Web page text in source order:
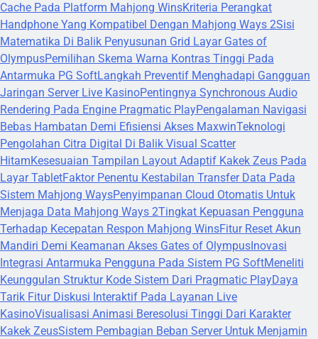
Cache Pada Platform Mahjong WinsKriteria Perangkat
Handphone Yang Kompatibel Dengan Mahjong Ways 2Sisi
Matematika Di Balik Penyusunan Grid Layar Gates of
OlympusPemilihan Skema Warna Kontras Tinggi Pada
Antarmuka PG SoftLangkah Preventif Menghadapi Gangguan
Jaringan Server Live KasinoPentingnya Synchronous Audio
Rendering Pada Engine Pragmatic PlayPengalaman Navigasi
Bebas Hambatan Demi Efisiensi Akses MaxwinTeknologi
Pengolahan Citra Digital Di Balik Visual Scatter
HitamKesesuaian Tampilan Layout Adaptif Kakek Zeus Pada
Layar TabletFaktor Penentu Kestabilan Transfer Data Pada
Sistem Mahjong WaysPenyimpanan Cloud Otomatis Untuk
Menjaga Data Mahjong Ways 2Tingkat Kepuasan Pengguna
Terhadap Kecepatan Respon Mahjong WinsFitur Reset Akun
Mandiri Demi Keamanan Akses Gates of OlympusInovasi
Integrasi Antarmuka Pengguna Pada Sistem PG SoftMeneliti
Keunggulan Struktur Kode Sistem Dari Pragmatic PlayDaya
Tarik Fitur Diskusi Interaktif Pada Layanan Live
KasinoVisualisasi Animasi Beresolusi Tinggi Dari Karakter
Kakek ZeusSistem Pembagian Beban Server Untuk Menjamin